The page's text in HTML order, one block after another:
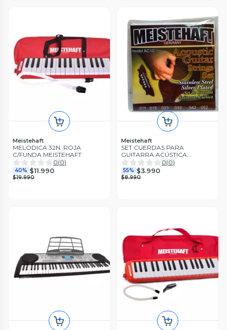
Meistehaft
MELODICA 32N. ROJA
C/FUNDA MEISTEHAFT
0(0)
40% $11.990
$19.990
Meistehaft
SET CUERDAS PARA
GUITARRA ACÚSTICA
MOD.AC-10 MEISTEHAFT
0(0)
55% $3.990
$8.990